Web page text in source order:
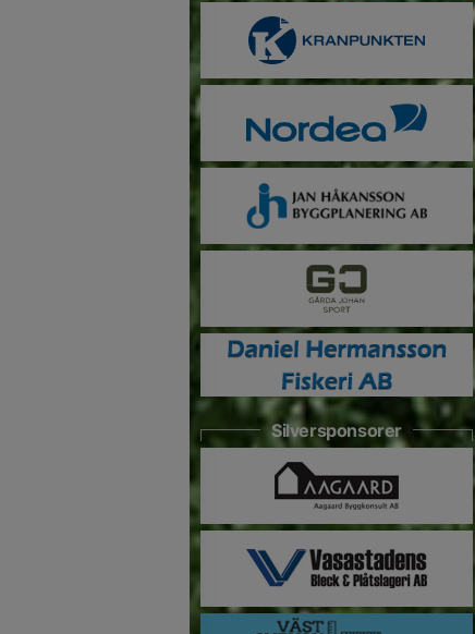
Silversponsorer